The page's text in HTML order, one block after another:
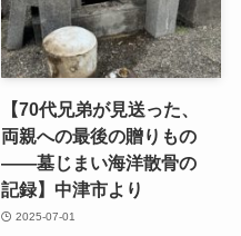
【70代兄弟が​見送った、​
両親への​最後の​贈りもの​
——墓じまい​海洋散骨の​
記録】中津市より
2025-07-01